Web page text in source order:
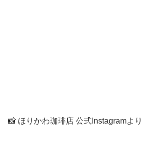
📸 ほりかわ珈琲店 公式Instagramより